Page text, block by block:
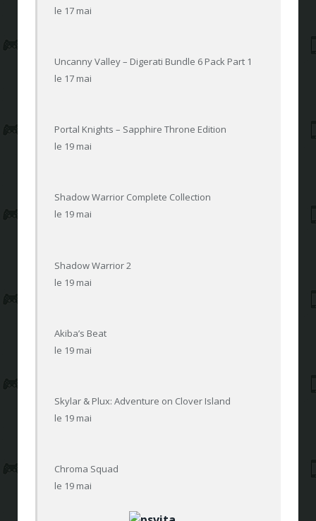
le 17 mai
Uncanny Valley – Digerati Bundle 6 Pack Part 1
le 17 mai
Portal Knights – Sapphire Throne Edition
le 19 mai
Shadow Warrior Complete Collection
le 19 mai
Shadow Warrior 2
le 19 mai
Akiba’s Beat
le 19 mai
Skylar & Plux: Adventure on Clover Island
le 19 mai
Chroma Squad
le 19 mai